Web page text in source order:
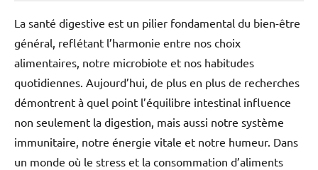
La santé digestive est un pilier fondamental du bien-être
général, reflétant l’harmonie entre nos choix
alimentaires, notre microbiote et nos habitudes
quotidiennes. Aujourd’hui, de plus en plus de recherches
démontrent à quel point l’équilibre intestinal influence
non seulement la digestion, mais aussi notre système
immunitaire, notre énergie vitale et notre humeur. Dans
un monde où le stress et la consommation d’aliments